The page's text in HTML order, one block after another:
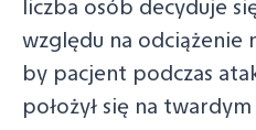
liczba osób decyduje
względu na odciążenie
by pacjent podczas
położył się na